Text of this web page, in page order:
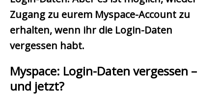
Zugang zu eurem Myspace-Account zu
erhalten, wenn ihr die Login-Daten
vergessen habt.
Myspace: Login-Daten vergessen –
und jetzt?